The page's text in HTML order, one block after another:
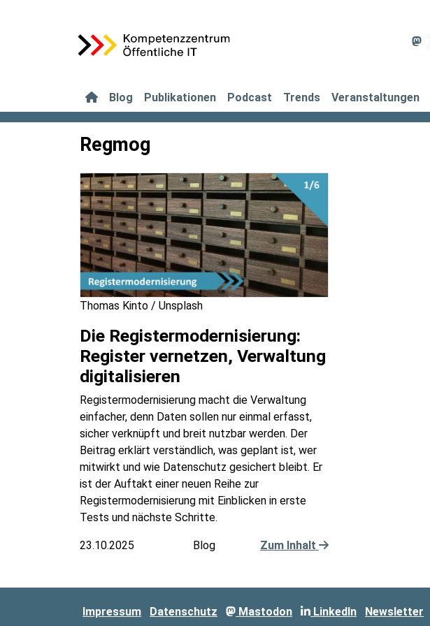
Blog Publikationen Podcast Trends Veranstaltungen
Regmog
Thomas Kinto / Unsplash
Die Registermodernisierung:
Register vernetzen, Verwaltung
digitalisieren
Registermodernisierung macht die Verwaltung
einfacher, denn Daten sollen nur einmal erfasst,
sicher verknüpft und breit nutzbar werden. Der
Beitrag erklärt verständlich, was geplant ist, wer
mitwirkt und wie Datenschutz gesichert bleibt. Er
ist der Auftakt einer neuen Reihe zur
Registermodernisierung mit Einblicken in erste
Tests und nächste Schritte.
23.10.2025 Blog Zum Inhalt
Impressum Datenschutz Mastodon LinkedIn Newsletter